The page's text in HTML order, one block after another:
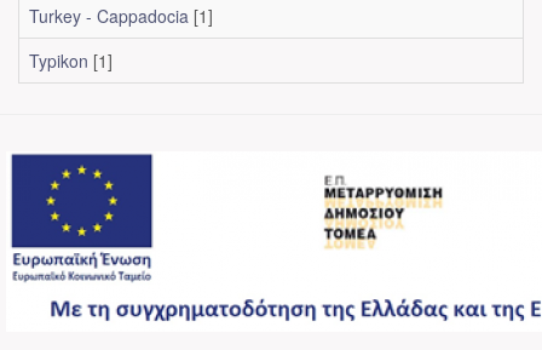
Turkey - Cappadocia [1]
Typikon [1]